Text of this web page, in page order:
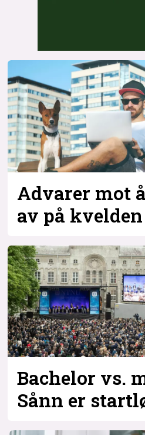
Advarer mot
av på kvelden
Bachelor vs.
Sånn er